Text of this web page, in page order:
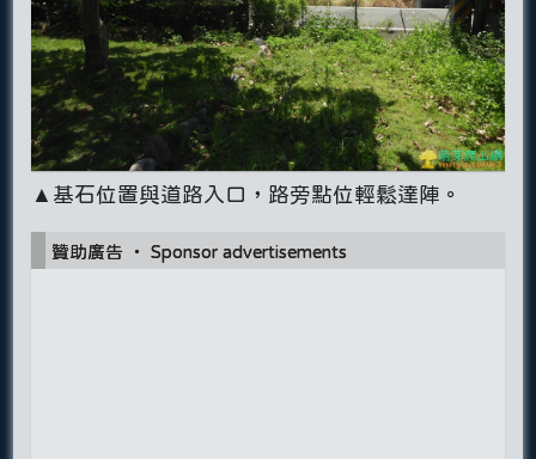
▲基石位置與道路入口，路旁點位輕鬆達陣。
贊助廣告 ‧ Sponsor advertisements